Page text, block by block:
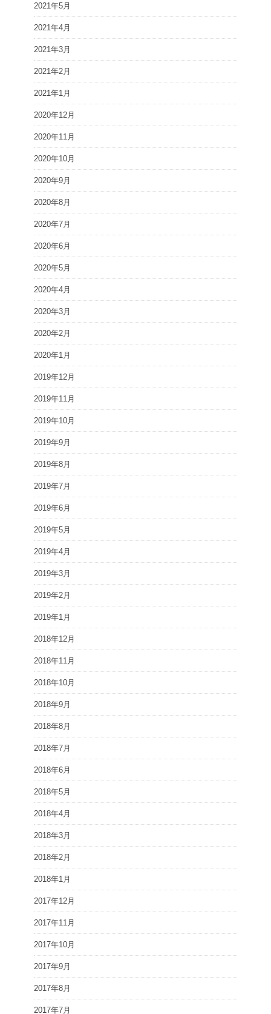
2021年5月
2021年4月
2021年3月
2021年2月
2021年1月
2020年12月
2020年11月
2020年10月
2020年9月
2020年8月
2020年7月
2020年6月
2020年5月
2020年4月
2020年3月
2020年2月
2020年1月
2019年12月
2019年11月
2019年10月
2019年9月
2019年8月
2019年7月
2019年6月
2019年5月
2019年4月
2019年3月
2019年2月
2019年1月
2018年12月
2018年11月
2018年10月
2018年9月
2018年8月
2018年7月
2018年6月
2018年5月
2018年4月
2018年3月
2018年2月
2018年1月
2017年12月
2017年11月
2017年10月
2017年9月
2017年8月
2017年7月